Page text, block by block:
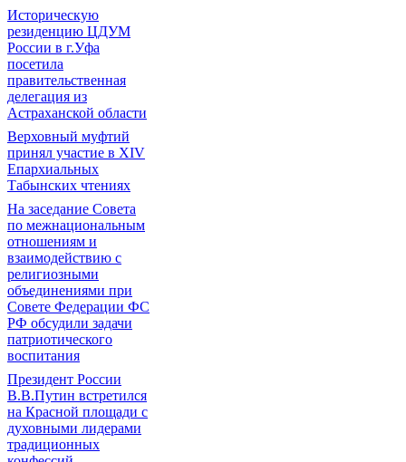
Историческую
резиденцию ЦДУМ
России в г.Уфа
посетила
правительственная
делегация из
Астраханской области
Верховный муфтий
принял участие в ХIV
Епархиальных
Табынских чтениях
На заседание Совета
по межнациональным
отношениям и
взаимодействию с
религиозными
объединениями при
Совете Федерации ФС
РФ обсудили задачи
патриотического
воспитания
Президент России
В.В.Путин встретился
на Красной площади с
духовными лидерами
традиционных